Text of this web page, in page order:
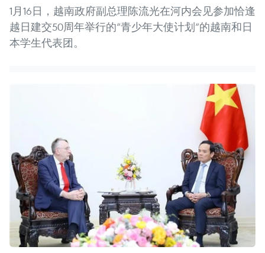
1月16日，越南政府副总理陈流光在河内会见参加恰逢
越日建交50周年举行的“青少年大使计划”的越南和日
本学生代表团。